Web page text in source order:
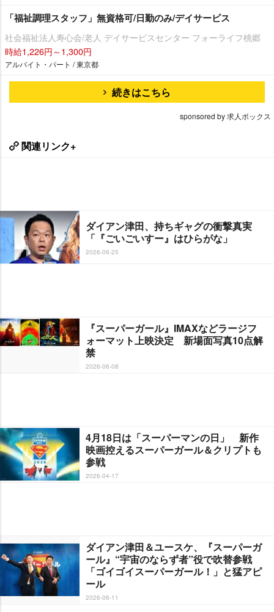
「福祉調理スタッフ」無資格可/日勤のみ/デイサービス
社会福祉法人寿心会/老人 デイサービスセンター フォーライフ桃郷
時給1,226円～1,300円
アルバイト・パート / 東京都
続きはこちら
sponsored by 求人ボックス
関連リンク+
ダイアン津田、持ちギャグの衝撃真実
「『ごいごいすー』はひらがな」
2026-06-25
『スーパーガール』IMAXなどラージフ
ォーマット上映決定 新場面写真10点解
禁
2026-06-08
4月18日は「スーパーマンの日」 新作
映画控えるスーパーガール＆クリプトも
参戦
2026-04-17
ダイアン津田＆ユースケ、『スーパーガ
ール』“宇宙のならず者”役で吹替参戦
「ゴイゴイスーパーガール！」と猛アピ
ール
2026-06-11